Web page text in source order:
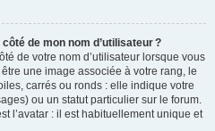
de mon nom d’utilisateur ?
de votre nom d’utilisateur lorsque vous
une image associée à votre rang, le
carrés ou ronds : elle indique votre
ou un statut particulier sur le forum.
l’avatar : il est habituellement unique et